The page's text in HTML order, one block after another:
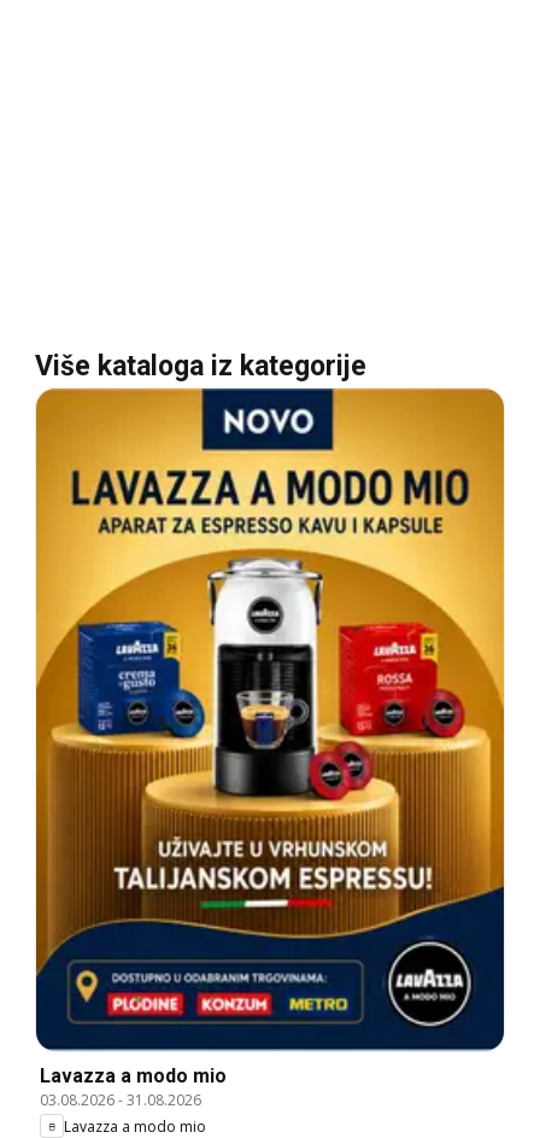
Više kataloga iz kategorije
Lavazza a modo mio
03.08.2026-31.08.2026
Lavazza a modo mio